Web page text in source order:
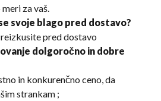
za vaš.
svoje blago pred dostavo?
pred dostavo
dolgoročno in dobre
in konkurenčno ceno, da
strankam ;